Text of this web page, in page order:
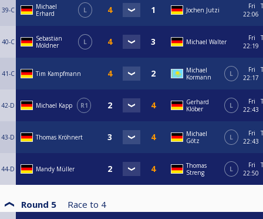
39-C
Michael
Erhard
L Jochen Jutzi
Fri
22:06
40-C
Sebastian
Möldner
L Michael Walter
Fri
22:19
41-C Tim Kampfmann
Michael
Kormann
L
Fri
22:17
42-D Michael Kapp R1
Gerhard
Klöber
L
Fri
22:43
43-D Thomas Kröhnert
Michael
Götz
L
Fri
22:43
44-D Mandy Müller
Thomas
Streng
L
Fri
22:50
Round 5 Race to 4